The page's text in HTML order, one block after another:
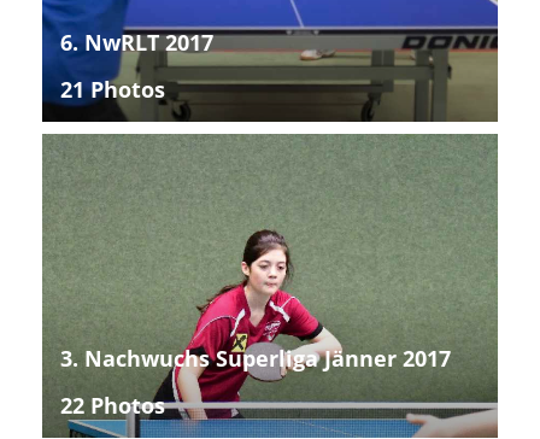
6. NwRLT 2017
21 Photos
3. Nachwuchs Superliga Jänner 2017
22 Photos